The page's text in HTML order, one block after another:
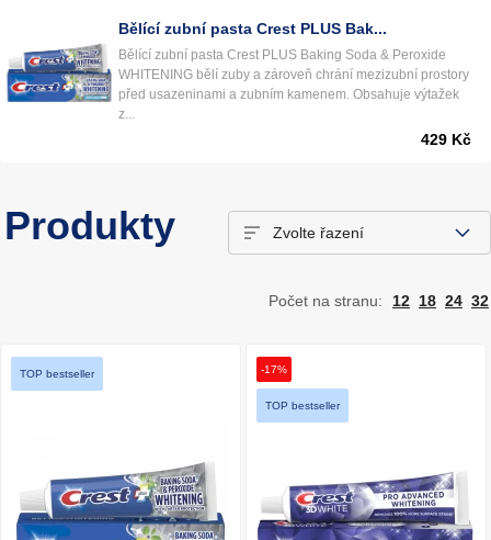
Bělící zubní pasta Crest PLUS Bak...
Bělící zubní pasta Crest PLUS Baking Soda & Peroxide
WHITENING bělí zuby a zároveň chrání mezizubní prostory
před usazeninami a zubním kamenem. Obsahuje výtažek
z...
429 Kč
Produkty
Počet na stranu: 12 18 24 32
TOP bestseller -17%
TOP bestseller